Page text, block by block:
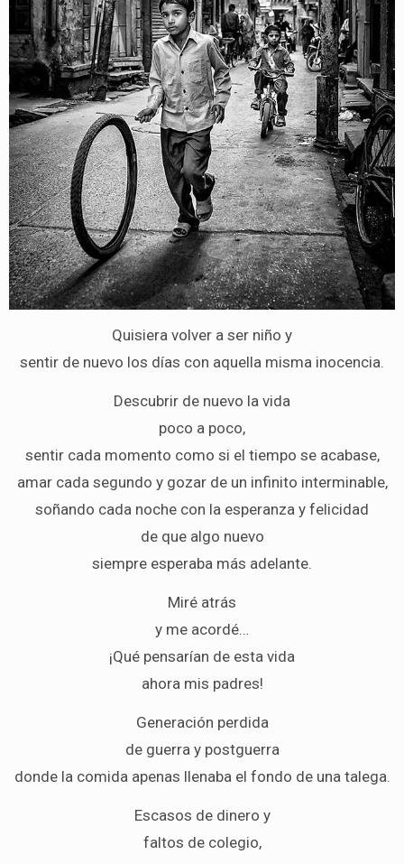
Quisiera volver a ser niño y
sentir de nuevo los días con aquella misma inocencia.
Descubrir de nuevo la vida
poco a poco,
sentir cada momento como si el tiempo se acabase,
amar cada segundo y gozar de un infinito interminable,
soñando cada noche con la esperanza y felicidad
de que algo nuevo
siempre esperaba más adelante.
Miré atrás
y me acordé…
¡Qué pensarían de esta vida
ahora mis padres!
Generación perdida
de guerra y postguerra
donde la comida apenas llenaba el fondo de una talega.
Escasos de dinero y
faltos de colegio,